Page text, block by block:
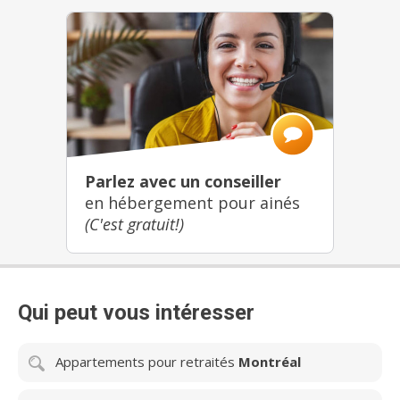
d’autonomie cognitive.
Parlez avec un conseiller
en hébergement pour ainés
(C'est gratuit!)
Qui peut vous intéresser
Appartements pour retraités Montréal